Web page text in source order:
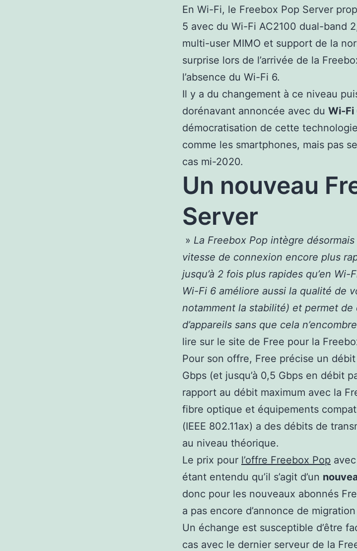
En Wi-Fi, le Freebox Pop Server
5 avec du Wi-Fi AC2100 dual-band
multi-user MIMO et support de la
surprise lors de l’arrivée de la
l’absence du Wi-Fi 6.
Il y a du changement à ce niveau
dorénavant annoncée avec du Wi-Fi
démocratisation de cette
comme les smartphones, mais pas
cas mi-2020.
Un nouveau
Server
» La Freebox Pop intègre
vitesse de connexion encore plus
jusqu’à 2 fois plus rapides qu’en
Wi-Fi 6 améliore aussi la qualité de
notamment la stabilité) et permet
d’appareils sans que cela
lire sur le site de Free pour la
Pour son offre, Free précise un débit
Gbps (et jusqu’à 0,5 Gbps en débit
rapport au débit maximum avec la
fibre optique et équipements
(IEEE 802.11ax) a des débits de
au niveau théorique.
Le prix pour l’offre Freebox Pop
étant entendu qu’il s’agit d’un
donc pour les nouveaux abonnés
a pas encore d’annonce de
Un échange est susceptible d’être
cas avec le dernier serveur de la